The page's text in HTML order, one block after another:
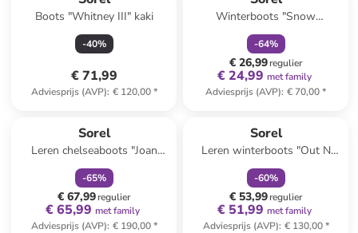
Boots "Whitney III" kaki
-40%
€ 71,99
Adviesprijs (AVP): € 120,00*
Winterboots "Snow
Commander" paars/roze
-64%
€ 26,99regulier
€ 24,99 met family
Adviesprijs (AVP): € 70,00*
Sorel
Leren chelseaboots "Joan
Now" bruin
-65%
€ 67,99regulier
€ 65,99 met family
Adviesprijs (AVP): € 190,00*
Sorel
Leren winterboots "Out N
About III" geel
-60%
€ 53,99regulier
€ 51,99 met family
Adviesprijs (AVP): € 130,00*